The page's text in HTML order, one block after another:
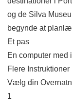
og de ​​Silva
begynde at
Et pas
En computer med
Flere Instruktioner
Vælg din
1